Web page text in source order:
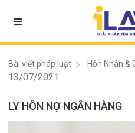
Bài viết pháp luật Hôn Nhân &
13/07/2021
LY HÔN NỢ NGÂN HÀNG